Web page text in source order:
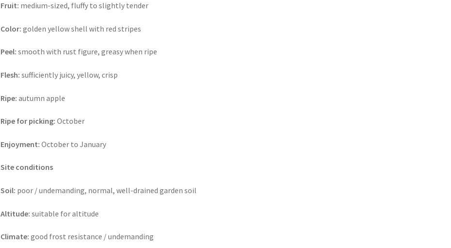
Fruit: medium-sized, fluffy to slightly tender
Color: golden yellow shell with red stripes
Peel: smooth with rust figure, greasy when ripe
Flesh: sufficiently juicy, yellow, crisp
Ripe: autumn apple
Ripe for picking: October
Enjoyment: October to January
Site conditions
Soil: poor / undemanding, normal, well-drained garden soil
Altitude: suitable for altitude
Climate: good frost resistance / undemanding